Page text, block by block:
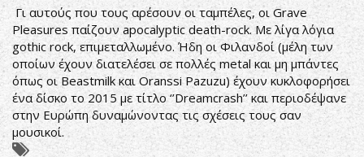
Γι αυτούς που τους αρέσουν οι ταμπέλες, οι Grave
Pleasures παίζουν apocalyptic death-rock. Με λίγα λόγια
gothic rock, επιμεταλλωμένο. Ήδη οι Φιλανδοί (μέλη των
οποίων έχουν διατελέσει σε πολλές metal και μη μπάντες
όπως οι Beastmilk και Oranssi Pazuzu) έχουν κυκλοφορήσει
ένα δίσκο το 2015 με τίτλο ‘’Dreamcrash’’ και περιοδέψανε
στην Ευρώπη δυναμώνοντας τις σχέσεις τους σαν
μουσικοί.